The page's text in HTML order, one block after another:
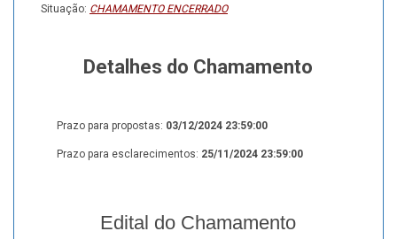
Situação: CHAMAMENTO ENCERRADO
Detalhes do Chamamento
Prazo para propostas: 03/12/2024 23:59:00
Prazo para esclarecimentos: 25/11/2024 23:59:00
Edital do Chamamento